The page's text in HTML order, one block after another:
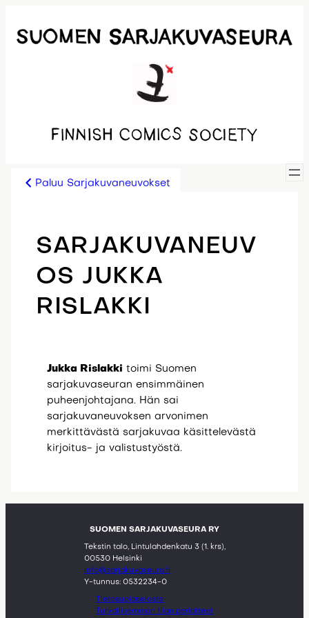
sisältöön
Paluu Sarjakuvaneuvokset
SARJAKUVANEUV
OS JUKKA
RISLAKKI
Jukka Rislakki toimi Suomen
sarjakuvaseuran ensimmäinen
puheenjohtajana. Hän sai
sarjakuvaneuvoksen arvonimen
merkittävästä sarjakuvaa käsittelevästä
kirjoitus- ja valistustyöstä.
SUOMEN SARJAKUVASEURA RY
Tekstin talo, Lintulahdenkatu 3 (1. krs),
00530 Helsinki
info@sarjakuvaseura.fi
Y-tunnus: 0532234-0
Tietosuojaseloste
Turvallisemman tilan periatteet